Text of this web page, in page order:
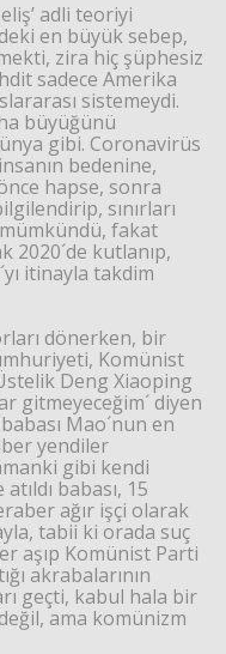
adli teoriyi
en büyük sebep,
zira hiç şüphesiz
sadece Amerika
sistemeydi.
büyüğünü
gibi. Coronavirüs
bedenine,
hapse, sonra
sınırları
fakat
2020´de kutlanıp,
itinayla takdim
dönerken, bir
Komünist
Deng Xiaoping
gitmeyeceğim´ diyen
Mao´nun en
yendiler
gibi kendi
babası, 15
ağır işçi olarak
tabii ki orada suç
aşıp Komünist Parti
akrabalarının
geçti, kabul hala bir
ama komünizm